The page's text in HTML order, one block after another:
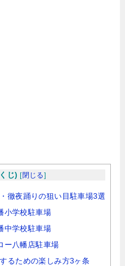
じ) [閉じる]
徹夜踊りの狙い目駐車場3選
小学校駐車場
中学校駐車場
ー八幡店駐車場
るための楽しみ方3ヶ条